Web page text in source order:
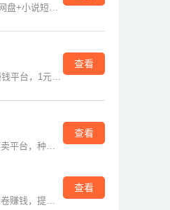
推广APP+网盘+小说短剧平台
推广APP赚钱平台，1元提现
查看
虚拟商品买卖平台，种类多
查看
回答调查问卷赚钱，提现门槛低
查看